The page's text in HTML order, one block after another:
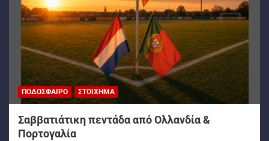
ΠΟΔΌΣΦΑΙΡΟ ΣΤΟΊΧΗΜΑ
Σαββατιάτικη πεντάδα από Ολλανδία &
Πορτογαλία